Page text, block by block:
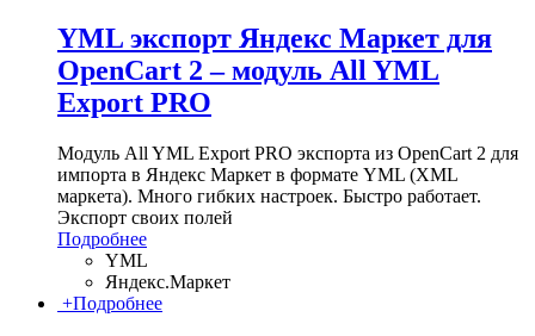
YML экспорт Яндекс Маркет для
OpenCart 2 – модуль All YML
Export PRO
Модуль All YML Export PRO экспорта из OpenCart 2 для
импорта в Яндекс Маркет в формате YML (XML
маркета). Много гибких настроек. Быстро работает.
Экспорт своих полей
Подробнее
YML
Яндекс.Маркет
+Подробнее